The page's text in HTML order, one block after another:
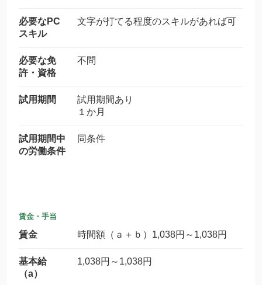
必要なPC
スキル
文字が打てる程度のスキルがあれば可
必要な免
許・資格
不問
試用期間
試用期間あり
１か月
試用期間中
の労働条件
同条件
賃金・手当
賃金 時間額（ａ＋ｂ）1,038円～1,038円
基本給
（a）
1,038円～1,038円